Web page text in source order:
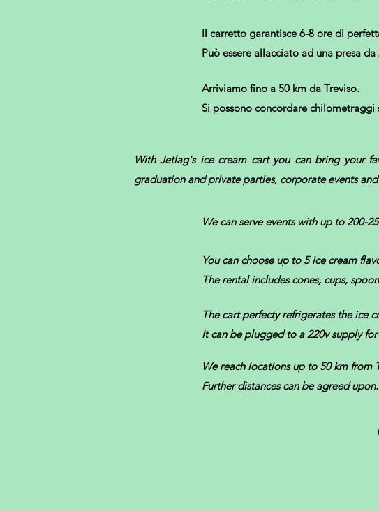
Il carretto garantisce 6-8 ore di
Può essere allacciato ad una presa
Arriviamo fino a 50 km da Treviso.
Si possono concordare chilometraggi
With Jetlag's ice cream cart you can bring your
graduation and private parties, corporate events
We can serve events with up to 200-
You can choose up to 5 ice cream
The rental includes cones, cups,
The cart perfecty refrigerates the ice
It can be plugged to a 220v supply
We reach locations up to 50 km from
Further distances can be agreed upon.